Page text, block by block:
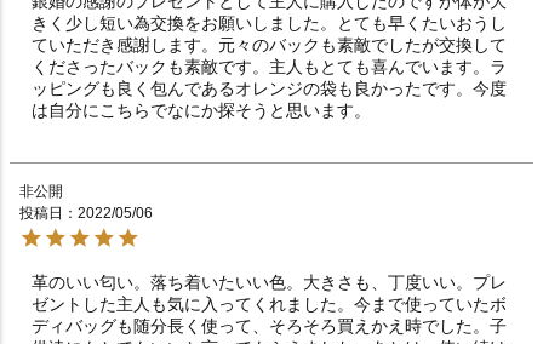
きく少し短い為交換をお願いしました。とても早くたいおうし
ていただき感謝します。元々のバックも素敵でしたが交換して
くださったバックも素敵です。主人もとても喜んでいます。ラ
ッピングも良く包んであるオレンジの袋も良かったです。今度
は自分にこちらでなにか探そうと思います。
非公開
投稿日
2022/05/06
革のいい匂い。落ち着いたいい色。大きさも、丁度いい。プレ
ゼントした主人も気に入ってくれました。今まで使っていたボ
ディバッグも随分長く使って、そろそろ買えかえ時でした。子